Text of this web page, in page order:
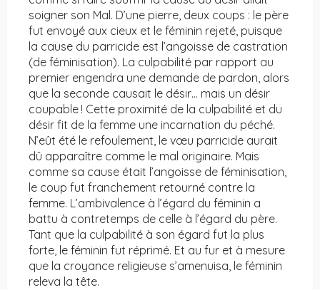
soigner son Mal. D’une pierre, deux coups : le père
fut envoyé aux cieux et le féminin rejeté, puisque
la cause du parricide est l’angoisse de castration
(de féminisation). La culpabilité par rapport au
premier engendra une demande de pardon, alors
que la seconde causait le désir… mais un désir
coupable ! Cette proximité de la culpabilité et du
désir fit de la femme une incarnation du péché.
N’eût été le refoulement, le vœu parricide aurait
dû apparaître comme le mal originaire. Mais
comme sa cause était l’angoisse de féminisation,
le coup fut franchement retourné contre la
femme. L’ambivalence à l’égard du féminin a
battu à contretemps de celle à l’égard du père.
Tant que la culpabilité à son égard fut la plus
forte, le féminin fut réprimé. Et au fur et à mesure
que la croyance religieuse s’amenuisa, le féminin
releva la tête.